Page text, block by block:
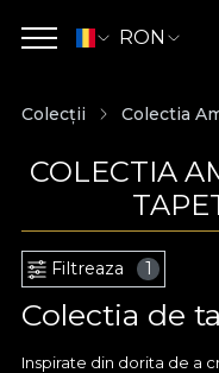
RON
Colecții Colectia
COLECTIA
Filtreaza 1
Colectia de
Inspirate din dorita de a